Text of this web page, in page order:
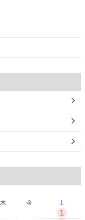
木 金 土
1